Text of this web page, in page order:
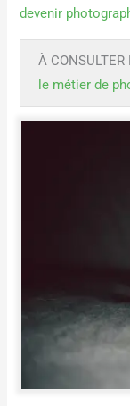
devenir
À
le métier de